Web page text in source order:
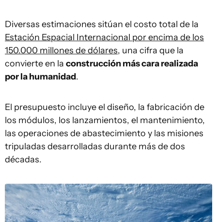
Diversas estimaciones sitúan el costo total de la
Estación Espacial Internacional por encima de los
150.000 millones de dólares, una cifra que la
convierte en la construcción más cara realizada
por la humanidad.
El presupuesto incluye el diseño, la fabricación de
los módulos, los lanzamientos, el mantenimiento,
las operaciones de abastecimiento y las misiones
tripuladas desarrolladas durante más de dos
décadas.